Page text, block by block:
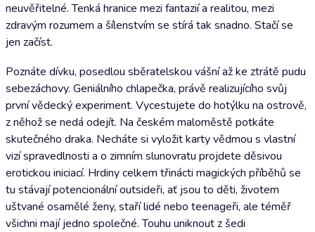
neuvěřitelné. Tenká hranice mezi fantazií a realitou, mezi
zdravým rozumem a šílenstvím se stírá tak snadno. Stačí se
jen začíst.
Poznáte dívku, posedlou sběratelskou vášní až ke ztrátě pudu
sebezáchovy. Geniálního chlapečka, právě realizujícího svůj
první vědecký experiment. Vycestujete do hotýlku na ostrově,
z něhož se nedá odejít. Na českém maloměstě potkáte
skutečného draka. Necháte si vyložit karty vědmou s vlastní
vizí spravedlnosti a o zimním slunovratu projdete děsivou
erotickou iniciací. Hrdiny celkem třinácti magických příběhů se
tu stávají potencionální outsideři, ať jsou to děti, životem
uštvané osamělé ženy, staří lidé nebo teenageři, ale téměř
všichni mají jedno společné. Touhu uniknout z šedi